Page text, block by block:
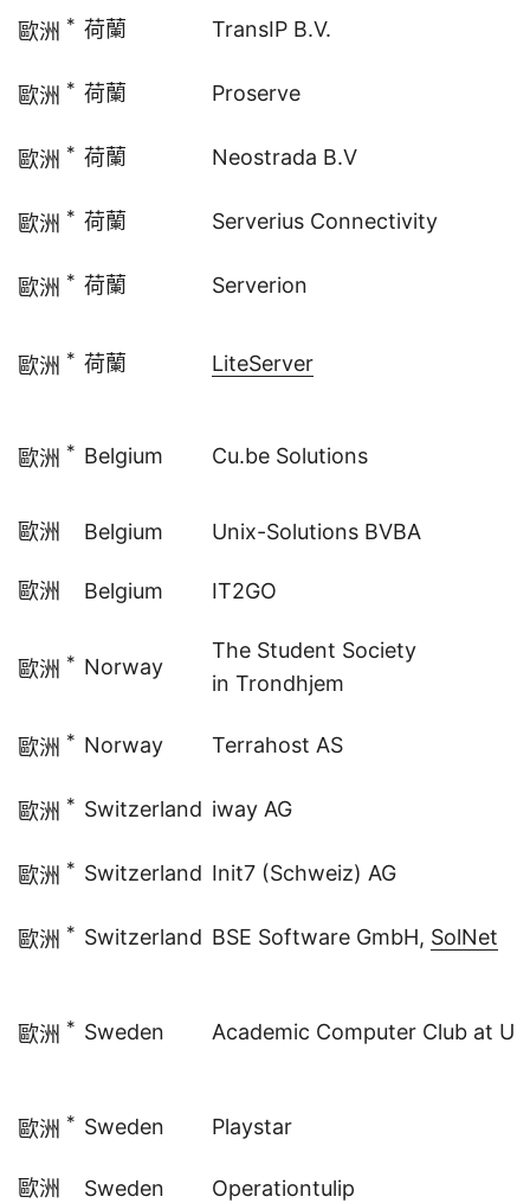
歐洲 * 荷蘭 TransIP B.V.
歐洲 * 荷蘭 Proserve
歐洲 * 荷蘭 Neostrada B.V
歐洲 * 荷蘭 Serverius Connectivity
歐洲 * 荷蘭 Serverion
歐洲 * 荷蘭 LiteServer
歐洲 * Belgium Cu.be Solutions
歐洲 Belgium Unix-Solutions BVBA
歐洲 Belgium IT2GO
歐洲 * Norway
The Student Society
in Trondhjem
歐洲 * Norway Terrahost AS
歐洲 * Switzerland iway AG
歐洲 * Switzerland Init7 (Schweiz) AG
歐洲 * Switzerland BSE Software GmbH, SolNet
歐洲 * Sweden Academic Computer Club at
歐洲 * Sweden Playstar
歐洲 Sweden Operationtulip